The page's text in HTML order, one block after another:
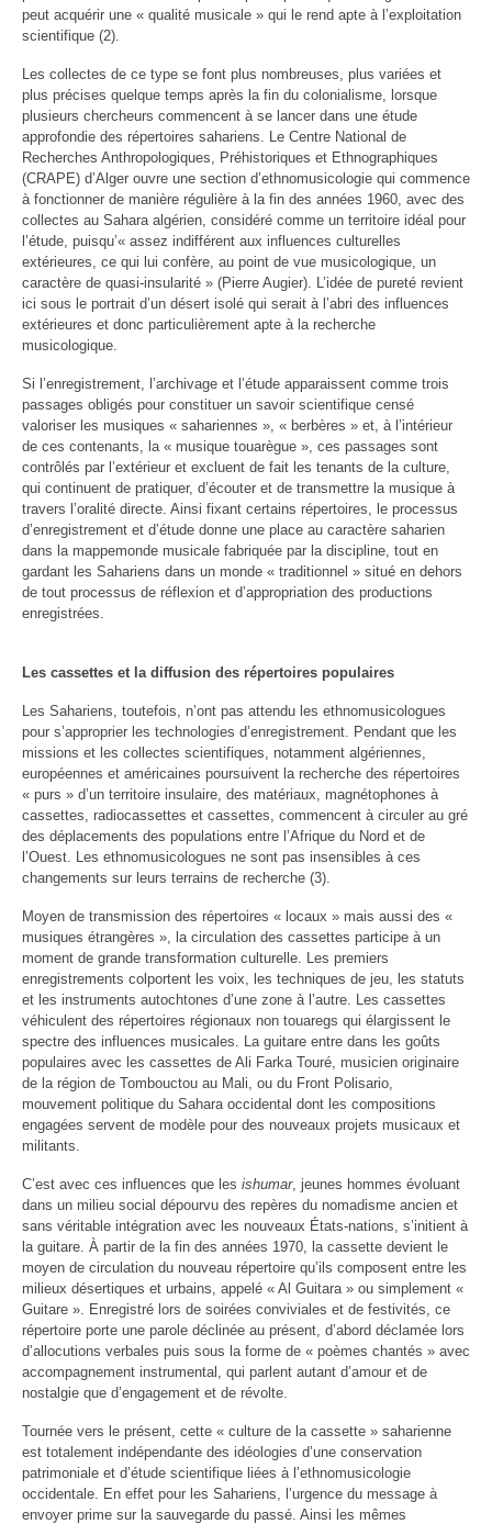
peut acquérir une « qualité musicale » qui le rend apte à l’exploitation
scientifique (2).
Les collectes de ce type se font plus nombreuses, plus variées et
plus précises quelque temps après la fin du colonialisme, lorsque
plusieurs chercheurs commencent à se lancer dans une étude
approfondie des répertoires sahariens. Le Centre National de
Recherches Anthropologiques, Préhistoriques et Ethnographiques
(CRAPE) d’Alger ouvre une section d’ethnomusicologie qui commence
à fonctionner de manière régulière à la fin des années 1960, avec des
collectes au Sahara algérien, considéré comme un territoire idéal pour
l’étude, puisqu’« assez indifférent aux influences culturelles
extérieures, ce qui lui confère, au point de vue musicologique, un
caractère de quasi-insularité » (Pierre Augier). L’idée de pureté revient
ici sous le portrait d’un désert isolé qui serait à l’abri des influences
extérieures et donc particulièrement apte à la recherche
musicologique.
Si l’enregistrement, l’archivage et l’étude apparaissent comme trois
passages obligés pour constituer un savoir scientifique censé
valoriser les musiques « sahariennes », « berbères » et, à l’intérieur
de ces contenants, la « musique touarègue », ces passages sont
contrôlés par l’extérieur et excluent de fait les tenants de la culture,
qui continuent de pratiquer, d’écouter et de transmettre la musique à
travers l’oralité directe. Ainsi fixant certains répertoires, le processus
d’enregistrement et d’étude donne une place au caractère saharien
dans la mappemonde musicale fabriquée par la discipline, tout en
gardant les Sahariens dans un monde « traditionnel » situé en dehors
de tout processus de réflexion et d’appropriation des productions
enregistrées.
Les cassettes et la diffusion des répertoires populaires
Les Sahariens, toutefois, n’ont pas attendu les ethnomusicologues
pour s’approprier les technologies d’enregistrement. Pendant que les
missions et les collectes scientifiques, notamment algériennes,
européennes et américaines poursuivent la recherche des répertoires
« purs » d’un territoire insulaire, des matériaux, magnétophones à
cassettes, radiocassettes et cassettes, commencent à circuler au gré
des déplacements des populations entre l’Afrique du Nord et de
l’Ouest. Les ethnomusicologues ne sont pas insensibles à ces
changements sur leurs terrains de recherche (3).
Moyen de transmission des répertoires « locaux » mais aussi des «
musiques étrangères », la circulation des cassettes participe à un
moment de grande transformation culturelle. Les premiers
enregistrements colportent les voix, les techniques de jeu, les statuts
et les instruments autochtones d’une zone à l’autre. Les cassettes
véhiculent des répertoires régionaux non touaregs qui élargissent le
spectre des influences musicales. La guitare entre dans les goûts
populaires avec les cassettes de Ali Farka Touré, musicien originaire
de la région de Tombouctou au Mali, ou du Front Polisario,
mouvement politique du Sahara occidental dont les compositions
engagées servent de modèle pour des nouveaux projets musicaux et
militants.
C’est avec ces influences que les ishumar, jeunes hommes évoluant
dans un milieu social dépourvu des repères du nomadisme ancien et
sans véritable intégration avec les nouveaux États-nations, s’initient à
la guitare. À partir de la fin des années 1970, la cassette devient le
moyen de circulation du nouveau répertoire qu’ils composent entre les
milieux désertiques et urbains, appelé « Al Guitara » ou simplement «
Guitare ». Enregistré lors de soirées conviviales et de festivités, ce
répertoire porte une parole déclinée au présent, d’abord déclamée lors
d’allocutions verbales puis sous la forme de « poèmes chantés » avec
accompagnement instrumental, qui parlent autant d’amour et de
nostalgie que d’engagement et de révolte.
Tournée vers le présent, cette « culture de la cassette » saharienne
est totalement indépendante des idéologies d’une conservation
patrimoniale et d’étude scientifique liées à l’ethnomusicologie
occidentale. En effet pour les Sahariens, l’urgence du message à
envoyer prime sur la sauvegarde du passé. Ainsi les mêmes